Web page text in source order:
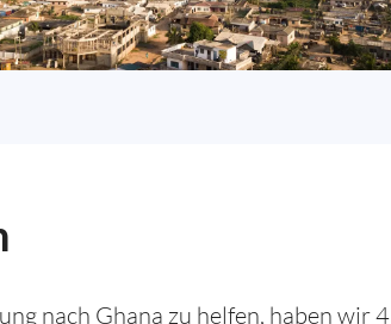
nach Ghana zu helfen, haben wir 4